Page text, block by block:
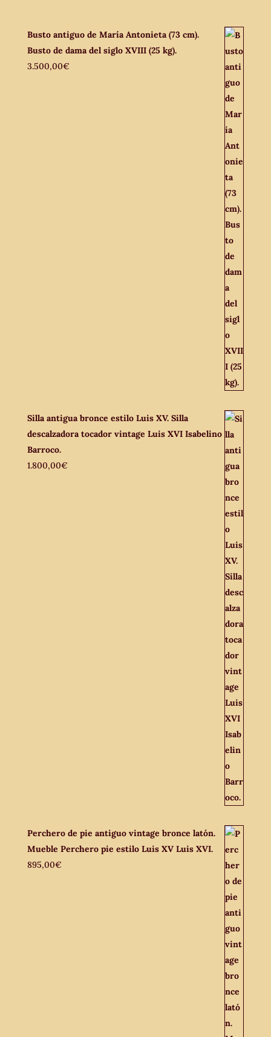
Busto antiguo de María Antonieta (73 cm).
Busto de dama del siglo XVIII (25 kg).
3.500,00€
Silla antigua bronce estilo Luis XV. Silla
descalzadora tocador vintage Luis XVI Isabelino
Barroco.
1.800,00€
Perchero de pie antiguo vintage bronce latón.
Mueble Perchero pie estilo Luis XV Luis XVI.
895,00€